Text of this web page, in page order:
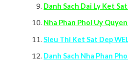
Danh Sach Dai Ly Ket
Nha Phan Phoi Uy
Sieu Thi Ket Sat Dep
Danh Sach Nha Phan